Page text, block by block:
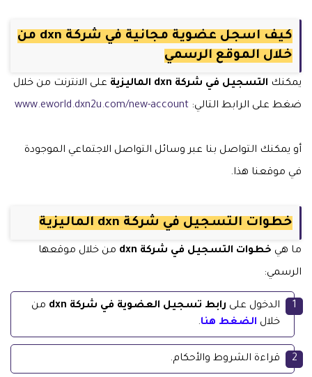
كيف اسجل عضوية مجانية في شركة dxn من
خلال الموقع الرسمي
يمكنك التسجيل في شركة dxn الماليزية
على الانترنت من خلال
ضغط على الرابط التالي: www.eworld.dxn2u.com/new-account
أو يمكنك التواصل بنا عبر وسائل التواصل الاجتماعي الموجودة
في موقعنا هذا.
خطوات التسجيل في شركة dxn الماليزية
ما هي خطوات التسجيل في شركة dxn
من خلال موقعها
الرسمي:
الدخول على رابط تسجيل العضوية في شركة dxn
من
خلال الضغط هنا.
قراءة الشروط والأحكام.